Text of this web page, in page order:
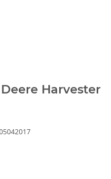
Deere Harvester